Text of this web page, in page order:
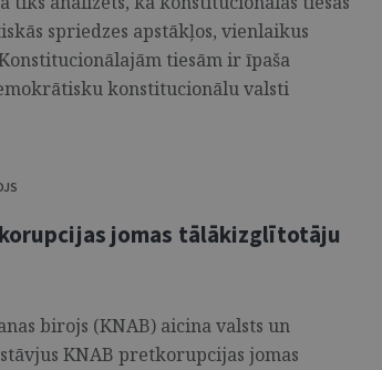
spriedzes apstākļos, vienlaikus
tiesām ir īpaša
konstitucionālu valsti
jomas tālākizglītotāju
birojs (KNAB) aicina valsts un
KNAB pretkorupcijas jomas